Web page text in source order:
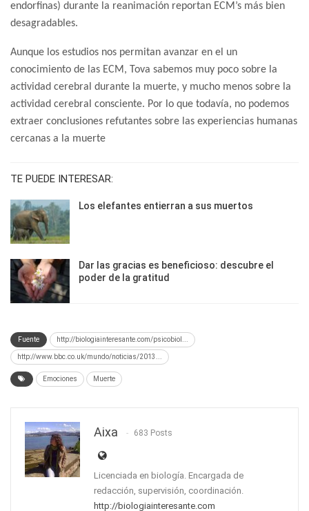
endorfinas) durante la reanimación reportan ECM’s más bien
desagradables.
Aunque los estudios nos permitan avanzar en el un
conocimiento de las ECM, Tova sabemos muy poco sobre la
actividad cerebral durante la muerte, y mucho menos sobre la
actividad cerebral consciente. Por lo que todavía, no podemos
extraer conclusiones refutantes sobre las experiencias humanas
cercanas a la muerte
TE PUEDE INTERESAR:
Los elefantes entierran a sus muertos
Dar las gracias es beneficioso: descubre el
poder de la gratitud
Fuente http://biologiainteresante.com/psicobiol...
http://www.bbc.co.uk/mundo/noticias/2013...
Emociones Muerte
Aixa 683 Posts
Licenciada en biología. Encargada de
redacción, supervisión, coordinación.
http://biologiainteresante.com